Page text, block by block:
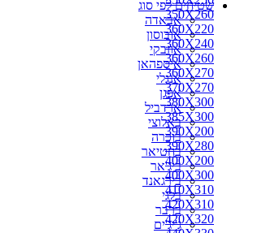
שטיחים לפי סוג
אבאדה
אובוסון
אוזבקי
איספהאן
אנגלי
אפגן
ארדביל
באלוצי
בוכרה
בחטיאר
ביג'אר
בירגאנד
בלגי
ברבר
ג'יג'ים
350X260
360X220
360X240
360X260
360X270
370X270
380X300
385X300
390X200
390X280
400X200
400X300
410X310
420X310
420X320
270X150
270X160
270X170
270X200
280X160
280X180
280X200
290X180